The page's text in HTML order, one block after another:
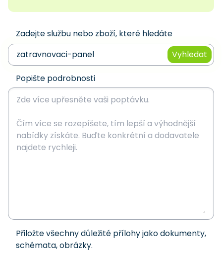
Zadejte službu nebo zboží, které hledáte
Vyhledat
Popište podrobnosti
Přiložte všechny důležité přílohy jako dokumenty,
schémata, obrázky.